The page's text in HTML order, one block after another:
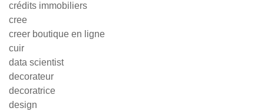
crédits immobiliers
cree
creer boutique en ligne
cuir
data scientist
decorateur
decoratrice
design